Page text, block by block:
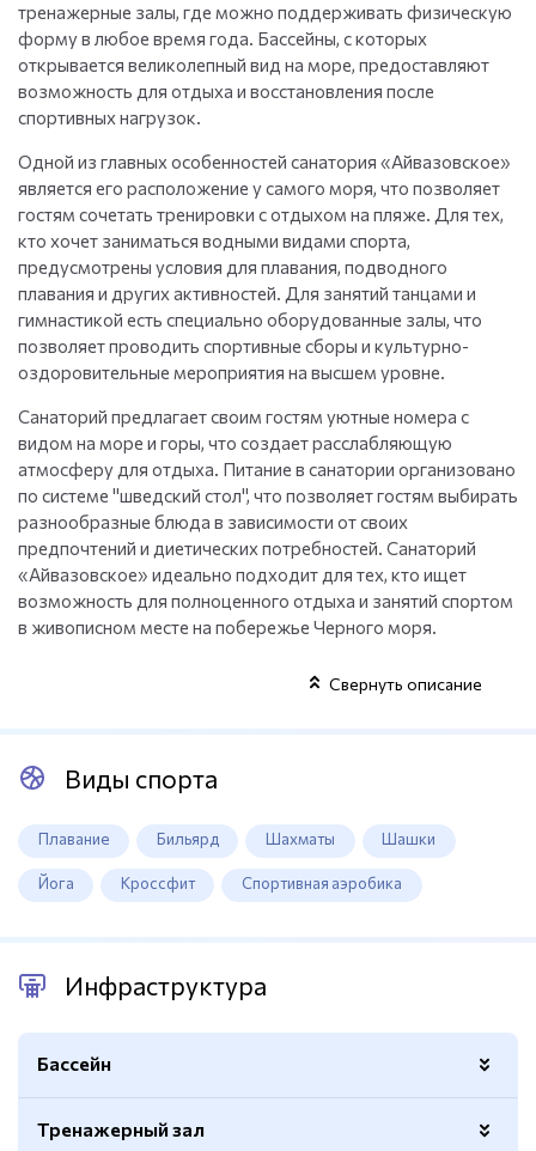
тренажерные залы, где можно поддерживать физическую
форму в любое время года. Бассейны, с которых
открывается великолепный вид на море, предоставляют
возможность для отдыха и восстановления после
спортивных нагрузок.
Одной из главных особенностей санатория «Айвазовское»
является его расположение у самого моря, что позволяет
гостям сочетать тренировки с отдыхом на пляже. Для тех,
кто хочет заниматься водными видами спорта,
предусмотрены условия для плавания, подводного
плавания и других активностей. Для занятий танцами и
гимнастикой есть специально оборудованные залы, что
позволяет проводить спортивные сборы и культурно-
оздоровительные мероприятия на высшем уровне.
Санаторий предлагает своим гостям уютные номера с
видом на море и горы, что создает расслабляющую
атмосферу для отдыха. Питание в санатории организовано
по системе "шведский стол", что позволяет гостям выбирать
разнообразные блюда в зависимости от своих
предпочтений и диетических потребностей. Санаторий
«Айвазовское» идеально подходит для тех, кто ищет
возможность для полноценного отдыха и занятий спортом
в живописном месте на побережье Черного моря.
Свернуть описание
Виды спорта
Плавание Бильярд Шахматы Шашки
Йога Кроссфит Спортивная аэробика
Инфраструктура
Бассейн
Длина
25м.
Тренажерный зал